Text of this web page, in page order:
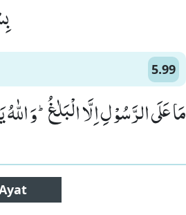
5.99
مَا عَلَى الرَّسُوْلِ اِلَّا الْبَلٰغُؕ-وَ